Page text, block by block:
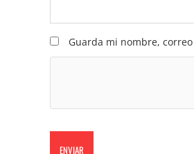
Guarda mi nombre,